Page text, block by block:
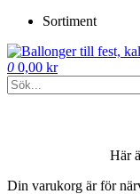
Sortiment
0 0,00 kr
Här
Din varukorg är för